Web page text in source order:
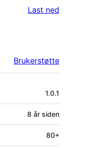
Last ned
Brukerstøtte
1.0.1
8 år siden
80+